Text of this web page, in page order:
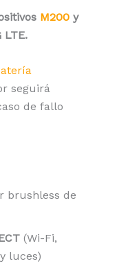
M200 y
LTE.
seguirá
de fallo
brushless de
(Wi-Fi,
luces)